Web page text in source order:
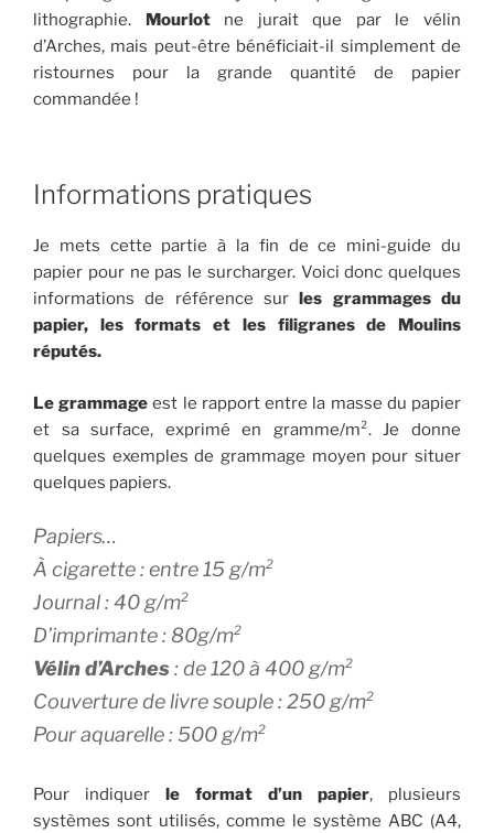
lithographie. Mourlotne jurait que par le vélin
d’Arches, mais peut-être bénéficiait-il simplement de
ristournes pour la grande quantité de papier
commandée !
Informations pratiques
Je mets cette partie à la fin de ce mini-guide du
papier pour ne pas le surcharger. Voici donc quelques
informations de référence surles grammages du
papier, les formats et les filigranes de Moulins
réputés.
Le grammage est le rapport entre la masse du papier
et sa surface, exprimé en gramme/m². Je donne
quelques exemples de grammage moyen pour situer
quelques papiers.
Papiers…
À cigarette : entre 15 g/m²
Journal : 40 g/m²
D’imprimante : 80g/m²
Vélin d’Arches : de 120 à 400 g/m²
Couverture de livre souple : 250 g/m²
Pour aquarelle : 500 g/m²
Pour indiquer le format d’un papier, plusieurs
systèmes sont utilisés, comme le système ABC (A4,